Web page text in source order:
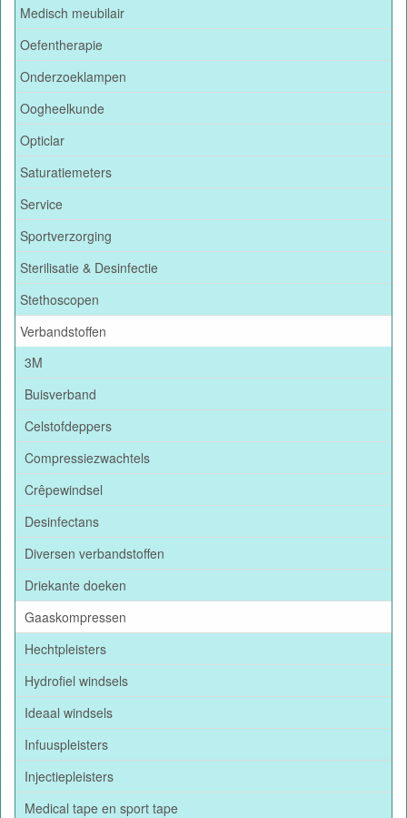
Medisch meubilair
Oefentherapie
Onderzoeklampen
Oogheelkunde
Opticlar
Saturatiemeters
Service
Sportverzorging
Sterilisatie & Desinfectie
Stethoscopen
Verbandstoffen
3M
Buisverband
Celstofdeppers
Compressiezwachtels
Crêpewindsel
Desinfectans
Diversen verbandstoffen
Driekante doeken
Gaaskompressen
Hechtpleisters
Hydrofiel windsels
Ideaal windsels
Infuuspleisters
Injectiepleisters
Medical tape en sport tape